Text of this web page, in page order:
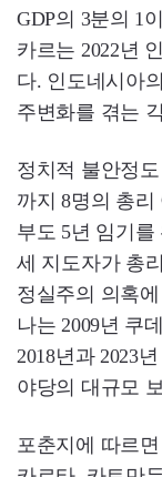
GDP의 3분의 1
카르는 2022년
다. 인도네시아
주변화를 겪는
정치적 불안정
까지 8명의 총리
부도 5년 임기
세 지도자가 총
정실주의 의혹
나는 2009년 쿠
2018년과 2023
야당의 대규모
포춘지에 따르